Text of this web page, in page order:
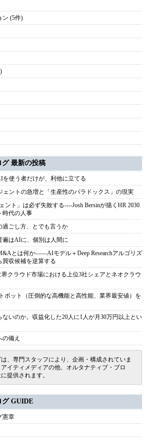
ン (5件)
最新の投稿
使う者だけが、利他に立てる
ントの急増と「生産性のパラドックス」の現実
ント」は必ず失敗する----Josh Bersinが描くHR 2030
時代の人事
ごし方、とでも言うか
遍はAIに、個別は人間に
とは何か――AIモデル＋Deep Researchアルゴリズ
収候補を逆算する
クラウド市場における上位3社シェアとネオクラウ
ボット（圧倒的な高機能と高性能、業界最安値）を
ないのか。収益化した20人に1人が月30万円以上とい
備え
、専門スタッフにより、企画・構成されていま
イティメディアの他、オルタナティブ・ブロ
提供されます。
グ GUIDE
憲章